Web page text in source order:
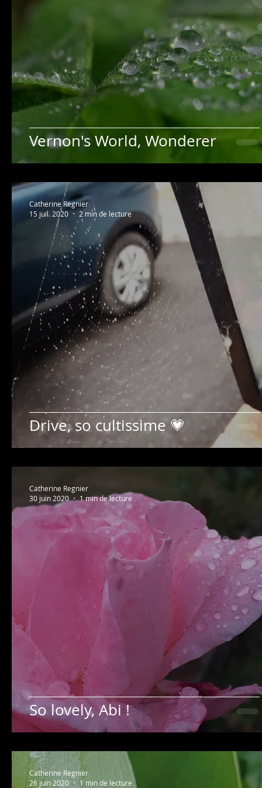
Vernon's World, Wonderer
Drive, so cultissime 💗
Catherine Regnier
15 juil. 2020
2 min de lecture
So lovely, Abi !
Catherine Regnier
30 juin 2020
1 min de lecture
Catherine Regnier
26 juin 2020
1 min de lecture